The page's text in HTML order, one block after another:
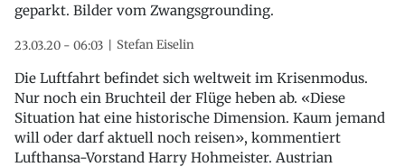
geparkt. Bilder vom Zwangsgrounding.
23.03.20 - 06:03 Stefan Eiselin
Die Luftfahrt befindet sich weltweit im Krisenmodus.
Nur noch ein Bruchteil der Flüge heben ab. «Diese
Situation hat eine historische Dimension. Kaum jemand
will oder darf aktuell noch reisen», kommentiert
Lufthansa-Vorstand Harry Hohmeister. Austrian